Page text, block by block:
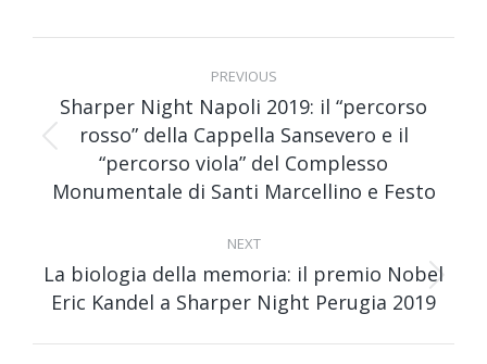
Post
PREVIOUS
Previous
post:
Sharper Night Napoli 2019: il “percorso
rosso” della Cappella Sansevero e il
“percorso viola” del Complesso
Monumentale di Santi Marcellino e Festo
NEXT
Next
post:
La biologia della memoria: il premio Nobel
Eric Kandel a Sharper Night Perugia 2019